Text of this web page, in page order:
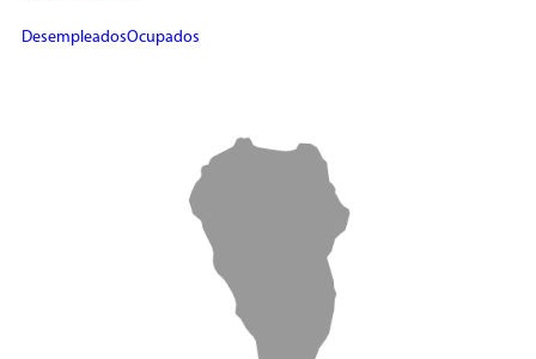
DesempleadosOcupados